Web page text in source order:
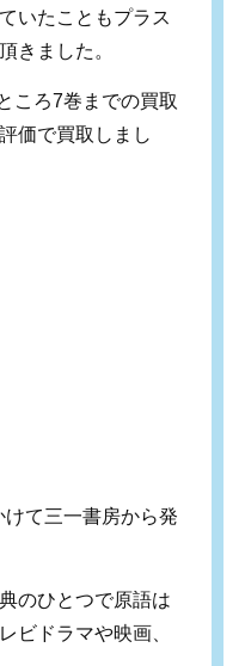
いたこともプラス
きました。
ころ7巻までの買取
価で買取しまし
て三一書房から発
のひとつで原語は
ビドラマや映画、